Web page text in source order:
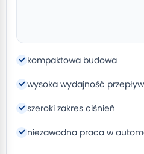
kompaktowa budowa
wysoka wydajność
szeroki zakres ciśnień
niezawodna praca w